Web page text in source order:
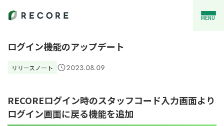
MENU
ログイン機能のアップデート
リリースノート 2023.08.09
RECOREログイン時のスタッフコード入力画面より
ログイン画面に戻る機能を追加